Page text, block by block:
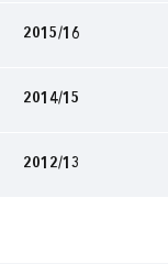
2015/16
2014/15
2012/13